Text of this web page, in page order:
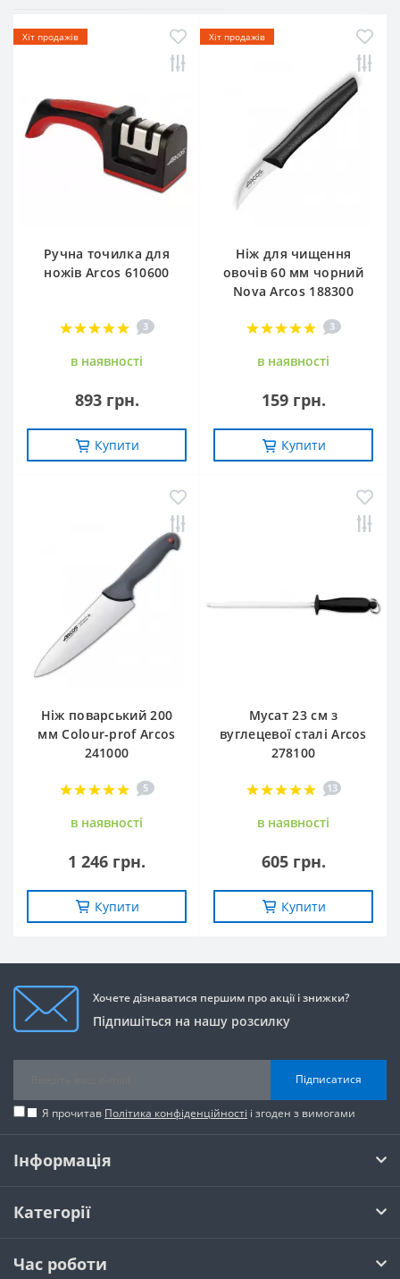
Хіт продажів
Ручна точилка для
ножів Arcos 610600
3
в наявностi
893 грн.
Купити
Хіт продажів
Ніж для чищення
овочів 60 мм чорний
Nova Arcos 188300
3
в наявностi
159 грн.
Купити
Ніж поварський 200
мм Сolour-prof Arcos
241000
5
в наявностi
1 246 грн.
Купити
Мусат 23 см з
вуглецевої сталі Arcos
278100
13
в наявностi
605 грн.
Купити
Хочете дізнаватися першим про акції і знижки?
Підпишіться на нашу розсилку
Підписатися
Я прочитав Політика конфіденційності і згоден з вимогами
Інформація
Категорії
Час роботи